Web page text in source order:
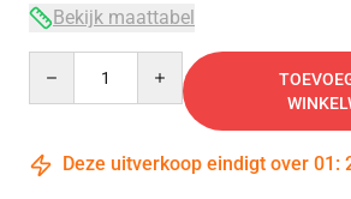
Bekijk maattabel
Deze uitverkoop eindigt over 01 :